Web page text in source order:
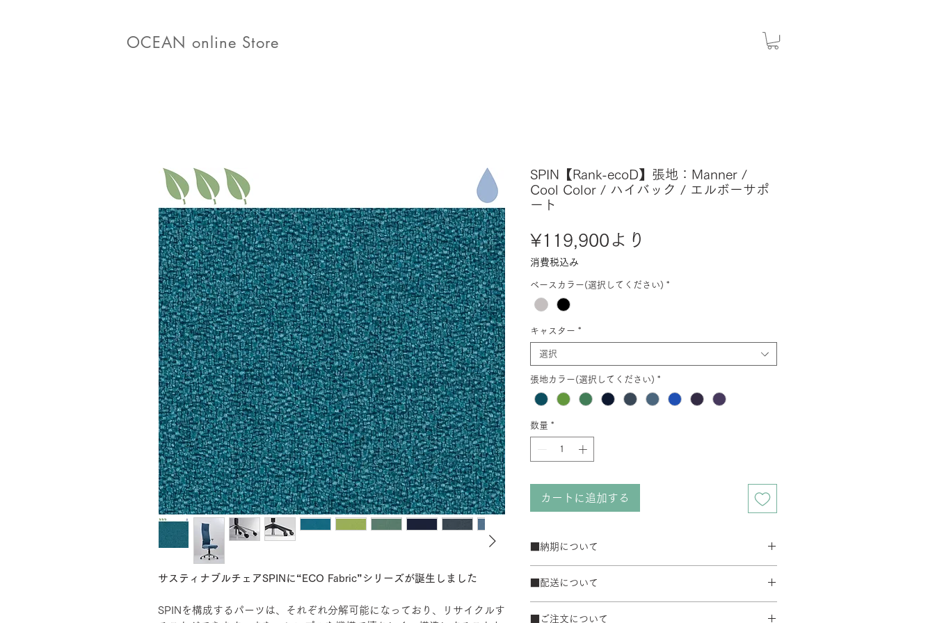
OCEAN online Store
サスティナブルチェアSPINに“ECO Fabric”シリーズが誕生しました
SPINを構成するパーツは、それぞれ分解可能になっており、リサイクルす
SPIN【Rank-ecoD】張地：Manner /
Cool Color / ハイバック / エルボーサポ
ート
¥119,900より
ル
消費税込み
ベースカラー(選択してください) *
キャスター *
選択
張地カラー(選択してください) *
数量 *
カートに追加する
■納期について
ブラック粉体塗装ベース 3週間程度
50台以上の場合は要相談となります。在庫の有無によっ
て納期が変動することがあります。
■配送について
■ご注文について